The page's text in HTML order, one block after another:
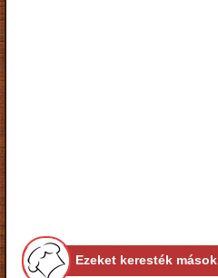
Ezeket keresték mások